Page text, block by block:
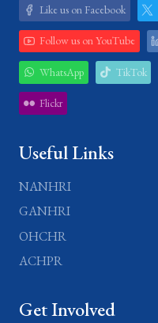
Like us on Facebook
Follow us on YouTube
WhatsApp TikTok
Flickr
Useful Links
NANHRI
GANHRI
OHCHR
ACHPR
Get Involved